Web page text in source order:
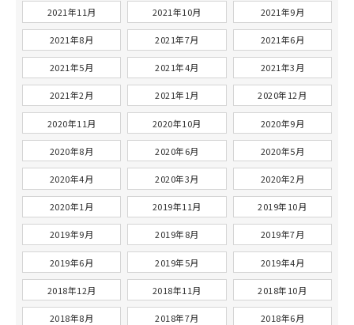
2021年11月 2021年10月 2021年9月
2021年8月 2021年7月 2021年6月
2021年5月 2021年4月 2021年3月
2021年2月 2021年1月 2020年12月
2020年11月 2020年10月 2020年9月
2020年8月 2020年6月 2020年5月
2020年4月 2020年3月 2020年2月
2020年1月 2019年11月 2019年10月
2019年9月 2019年8月 2019年7月
2019年6月 2019年5月 2019年4月
2018年12月 2018年11月 2018年10月
2018年8月 2018年7月 2018年6月